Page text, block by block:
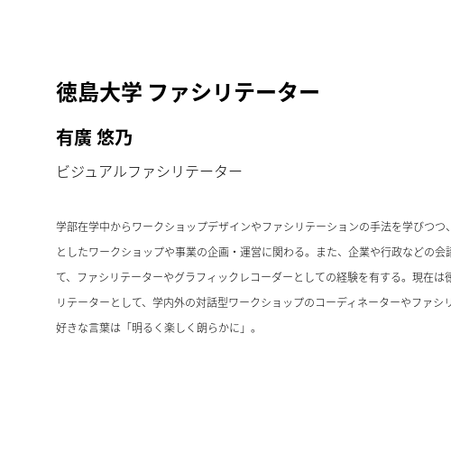
徳島大学 ファシリテーター
有廣 悠乃
ビジュアルファシリテーター
学部在学中からワークショップデザインやファシリテーションの手法を学びつつ
としたワークショップや事業の企画・運営に関わる。また、企業や行政などの会
て、ファシリテーターやグラフィックレコーダーとしての経験を有する。現在は
リテーターとして、学内外の対話型ワークショップのコーディネーターやファシ
好きな言葉は「明るく楽しく朗らかに」。